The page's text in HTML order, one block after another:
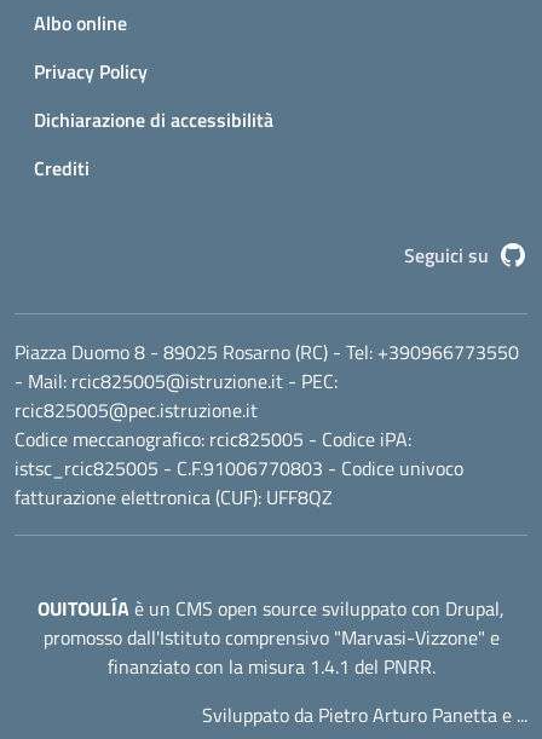
Albo online
Privacy Policy
Dichiarazione di accessibilità
Crediti
Seguici su
Piazza Duomo 8 - 89025 Rosarno (RC) - Tel: +390966773550
- Mail: rcic825005@istruzione.it - PEC:
rcic825005@pec.istruzione.it
Codice meccanografico: rcic825005 - Codice iPA:
istsc_rcic825005 - C.F.91006770803 - Codice univoco
fatturazione elettronica (CUF): UFF8QZ
OUITOULÍAè un CMS open source sviluppato con Drupal,
promosso dall'Istituto comprensivo "Marvasi-Vizzone" e
finanziato con la misura 1.4.1 del PNRR.
Sviluppato da Pietro Arturo Panetta e ...